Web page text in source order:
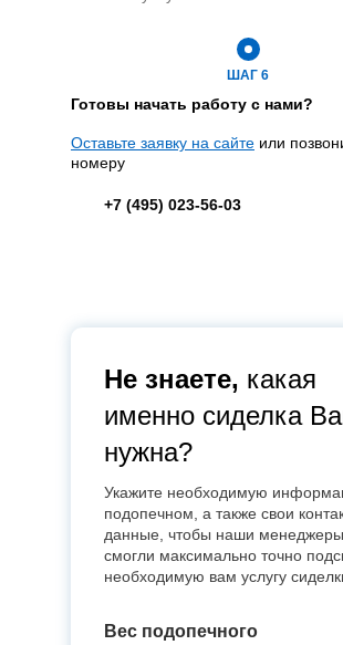
ШАГ 6
Готовы начать работу с нами?
Оставьте заявку на сайте или
номеру
+7 (495) 023-56-03
Не знаете, какая
именно сиделка
нужна?
Укажите необходимую
подопечном, а также свои
данные, чтобы наши менеджеры
смогли максимально точно
необходимую вам услугу
Вес подопечного